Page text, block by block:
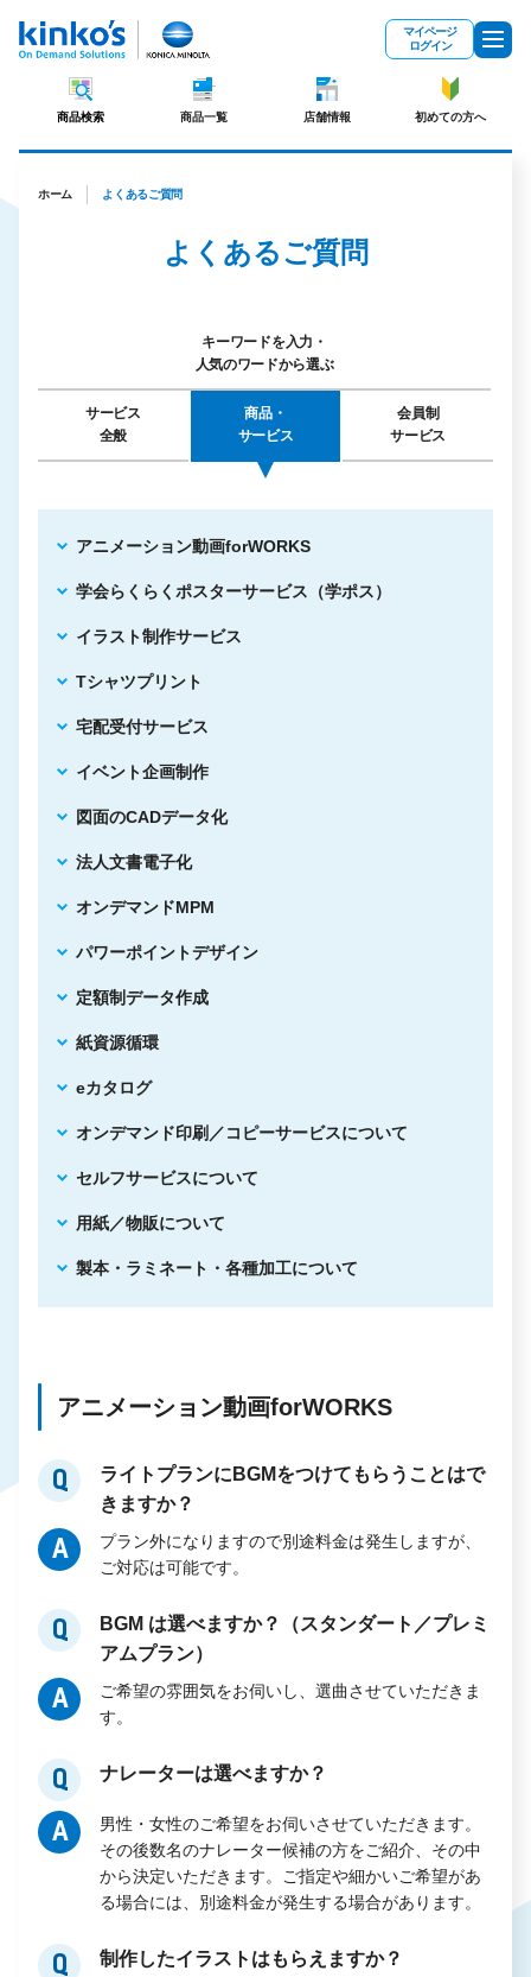
マイページ
ログイン
商品検索 商品一覧 店舗情報 初めての方へ
ホーム よくあるご質問
よくあるご質問
キーワードを入力・
人気のワードから選ぶ
サービス
全般
商品・
サービス
会員制
サービス
アニメーション動画forWORKS
学会らくらくポスターサービス（学ポス）
イラスト制作サービス
Tシャツプリント
宅配受付サービス
イベント企画制作
図面のCADデータ化
法人文書電子化
オンデマンドMPM
パワーポイントデザイン
定額制データ作成
紙資源循環
eカタログ
オンデマンド印刷／コピーサービスについて
セルフサービスについて
用紙／物販について
製本・ラミネート・各種加工について
アニメーション動画forWORKS
Q
ライトプランにBGMをつけてもらうことはで
きますか？
A
プラン外になりますので別途料金は発生しますが、
ご対応は可能です。
Q
BGM は選べますか？（スタンダート／プレミ
アムプラン）
A
ご希望の雰囲気をお伺いし、選曲させていただきま
す。
Q ナレーターは選べますか？
A
男性・女性のご希望をお伺いさせていただきます。
その後数名のナレーター候補の方をご紹介、その中
から決定いただきます。ご指定や細かいご希望があ
る場合には、別途料金が発生する場合があります。
Q 制作したイラストはもらえますか？